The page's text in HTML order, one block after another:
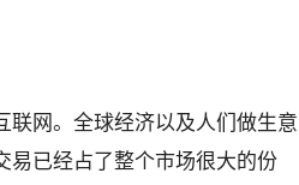
联网。全球经济以及人们做生意
易已经占了整个市场很大的份